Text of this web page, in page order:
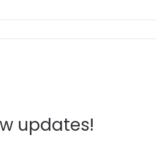
updates!